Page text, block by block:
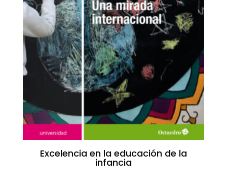
Excelencia en la educación de la
infancia